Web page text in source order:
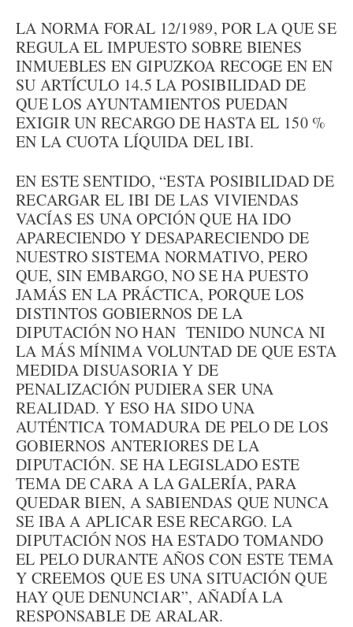
LA NORMA FORAL 12/1989, POR LA QUE SE
REGULA EL IMPUESTO SOBRE BIENES
INMUEBLES EN GIPUZKOA RECOGE EN EN
SU ARTÍCULO 14.5 LA POSIBILIDAD DE
QUE LOS AYUNTAMIENTOS PUEDAN
EXIGIR UN RECARGO DE HASTA EL 150 %
EN LA CUOTA LÍQUIDA DEL IBI.
EN ESTE SENTIDO, “ESTA POSIBILIDAD DE
RECARGAR EL IBI DE LAS VIVIENDAS
VACÍAS ES UNA OPCIÓN QUE HA IDO
APARECIENDO Y DESAPARECIENDO DE
NUESTRO SISTEMA NORMATIVO, PERO
QUE, SIN EMBARGO, NO SE HA PUESTO
JAMÁS EN LA PRÁCTICA, PORQUE LOS
DISTINTOS GOBIERNOS DE LA
DIPUTACIÓN NO HAN TENIDO NUNCA NI
LA MÁS MÍNIMA VOLUNTAD DE QUE ESTA
MEDIDA DISUASORIA Y DE
PENALIZACIÓN PUDIERA SER UNA
REALIDAD. Y ESO HA SIDO UNA
AUTÉNTICA TOMADURA DE PELO DE LOS
GOBIERNOS ANTERIORES DE LA
DIPUTACIÓN. SE HA LEGISLADO ESTE
TEMA DE CARA A LA GALERÍA, PARA
QUEDAR BIEN, A SABIENDAS QUE NUNCA
SE IBA A APLICAR ESE RECARGO. LA
DIPUTACIÓN NOS HA ESTADO TOMANDO
EL PELO DURANTE AÑOS CON ESTE TEMA
Y CREEMOS QUE ES UNA SITUACIÓN QUE
HAY QUE DENUNCIAR”, AÑADÍA LA
RESPONSABLE DE ARALAR.